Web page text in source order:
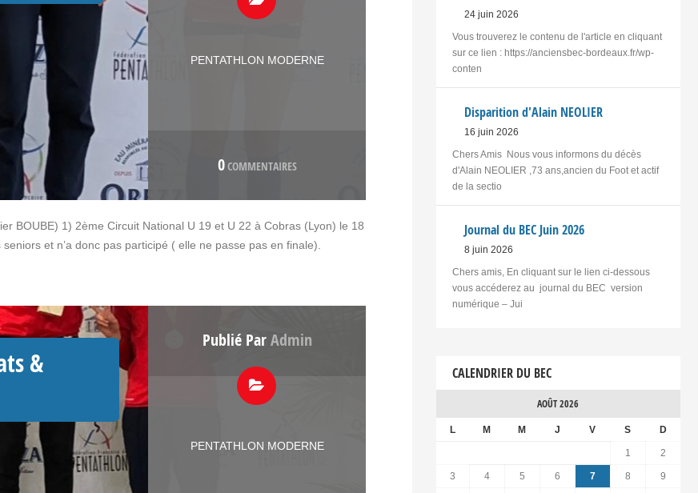
PENTATHLON MODERNE
0COMMENTAIRES
BOUBE) 1) 2ème Circuit National U 19 et U 22 à Cobras (Lyon) le 18
et n’a donc pas participé ( elle ne passe pas en finale).
&
Publié ParAdmin
PENTATHLON MODERNE
24 juin 2026
Vous trouverez le contenu de l'article en cliquant
sur ce lien : https://anciensbec-bordeaux.fr/wp-
conten
Disparition d'Alain NEOLIER
16 juin 2026
Chers Amis Nous vous informons du décès
d'Alain NEOLIER ,73 ans,ancien du Foot et actif
de la sectio
Journal du BEC Juin 2026
8 juin 2026
Chers amis, En cliquant sur le lien ci-dessous
vous accéderez au journal du BEC version
numérique – Jui
CALENDRIER DU BEC
AOÛT 2026
L M M J V S D
1 2
3 4 5 6 7 8 9